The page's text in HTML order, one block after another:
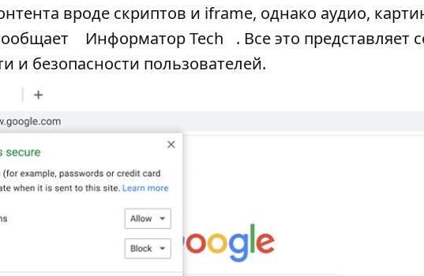
вроде скриптов и iframe, однако аудио,
Информатор Tech
. Все это представляет
и безопасности пользователей.